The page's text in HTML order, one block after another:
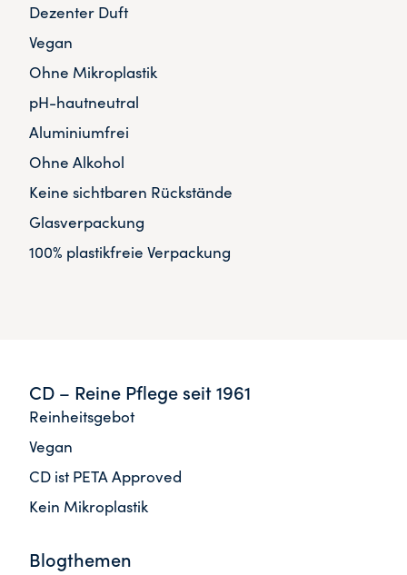
Dezenter Duft
Vegan
Ohne Mikroplastik
pH-hautneutral
Aluminiumfrei
Ohne Alkohol
Keine sichtbaren Rückstände
Glasverpackung
100% plastikfreie Verpackung
CD – Reine Pflege seit 1961
Reinheitsgebot
Vegan
CD ist PETA Approved
Kein Mikroplastik
Blogthemen